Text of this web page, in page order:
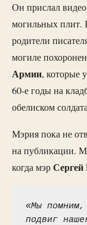
Он прислал
могильных плит.
родители
могиле
Армии, которые
60-е годы на
обелиском
Мэрия пока не
на публикации.
когда мэрСергей
«Мы
подвиг